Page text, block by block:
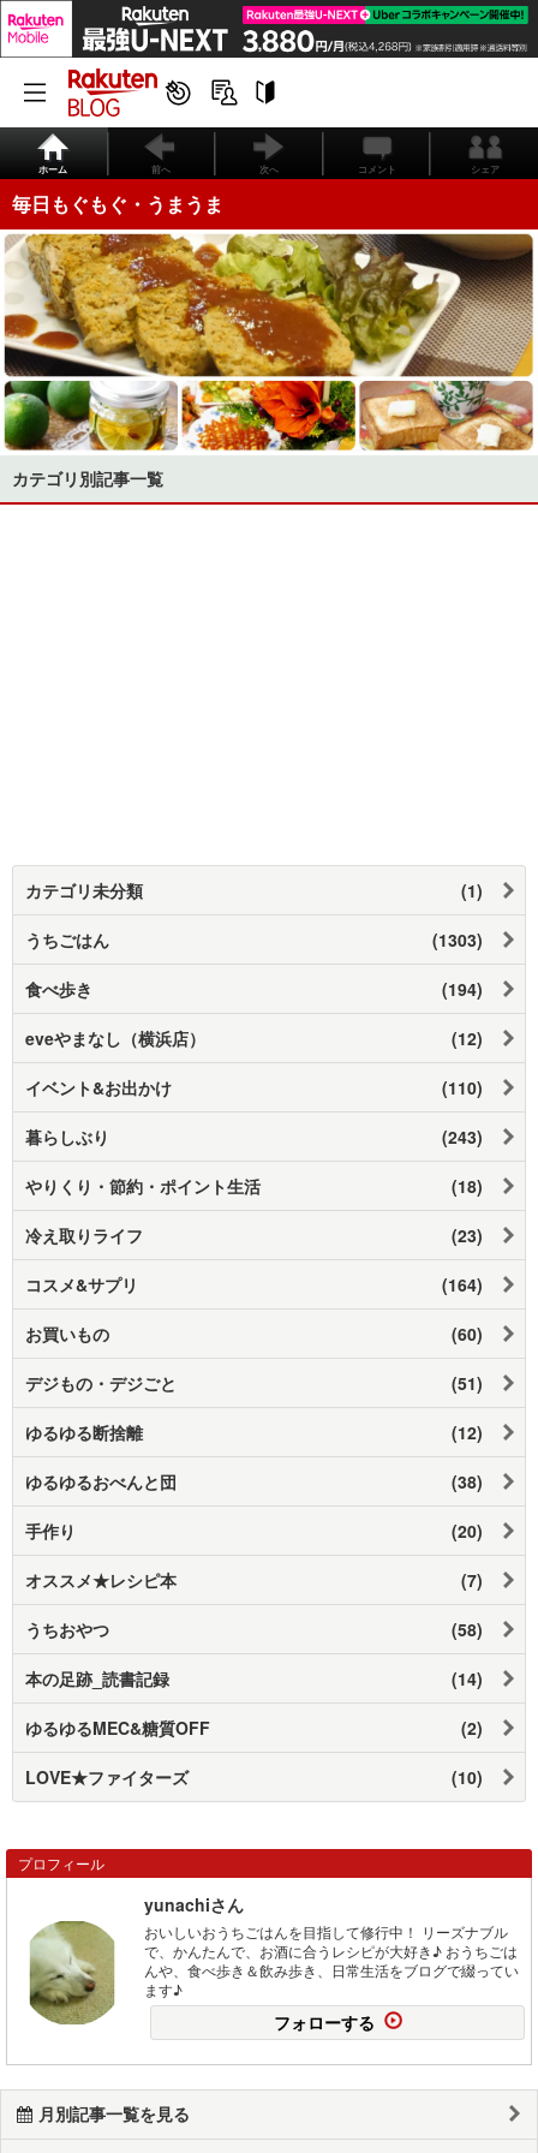
ホーム 前へ 次へ コメント シェア
毎日もぐもぐ・うまうま
カテゴリ別記事一覧
カテゴリ未分類 (1)
うちごはん (1303)
食べ歩き (194)
eveやまなし（横浜店） (12)
イベント&お出かけ (110)
暮らしぶり (243)
やりくり・節約・ポイント生活 (18)
冷え取りライフ (23)
コスメ&サプリ (164)
お買いもの (60)
デジもの・デジごと (51)
ゆるゆる断捨離 (12)
ゆるゆるおべんと団 (38)
手作り (20)
オススメ★レシピ本 (7)
うちおやつ (58)
本の足跡_読書記録 (14)
ゆるゆるMEC&糖質OFF (2)
LOVE★ファイターズ (10)
プロフィール
yunachiさん
おいしいおうちごはんを目指して修行中！ リーズナブル
で、かんたんで、お酒に合うレシピが大好き♪ おうちごは
んや、食べ歩き＆飲み歩き、日常生活をブログで綴ってい
ます♪
フォローする
月別記事一覧を見る